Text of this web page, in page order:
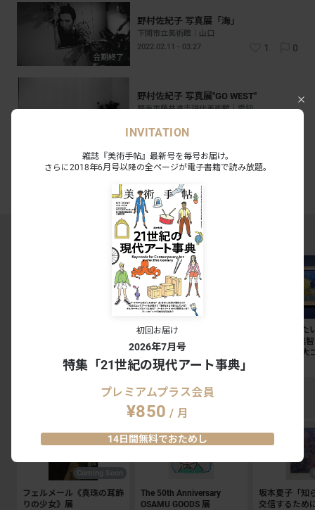
会期終了
野村佐紀子 写真展「海」
下関市立美術館｜山口
2022.02.11 - 03.27
1 0
野村佐紀子 写真展"GO WEST"
碧南市藤井達吉現代美術館｜愛知
MAGAZINE RANKING TOP5
乃」がオープン
「私たちはまだ、戦いの途
中にいる」。リンダー・ス
ターリングが語る、表現と
抵抗の50年
SPECIAL
今週末に見た
ト7。奈良美
ョン展から大
EXHIBITION RANKING TOP5
フェルメール《真珠の耳飾
りの少女》展
The 50th Anniversary
OSAMU GOODS 展
坂本夏子「知
交信するため
INVITATION
雑誌『美術手帖』最新号を毎号お届け。
さらに2018年6月号以降の全ページが電子書籍で読み放題。
初回お届け
2026年7月号
特集「21世紀の現代アート事典」
プレミアムプラス会員
¥850 / 月
14日間無料でおためし